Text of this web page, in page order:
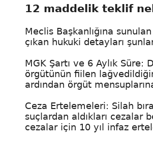
12 maddelik teklif
Meclis Başkanlığına
çıkan hukuki detayları
MGK Şartı ve 6 Aylık
örgütünün fiilen
ardından örgüt
Ceza Ertelemeleri: Silah
suçlardan aldıkları cezalar
cezalar için 10 yıl infaz